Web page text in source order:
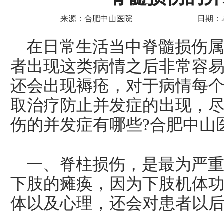
来源：合肥中山医院 日期：
在日常生活当中脊髓损伤
者出现这类病情之后非常容
还会出现褥疮，对于病情每
取治疗防止并发症的出现，
伤的并发症有哪些?合肥中
一、脊柱损伤，是最为严
下肢的瘫痪，因为下肢机体
体以及心理，还会对患者以